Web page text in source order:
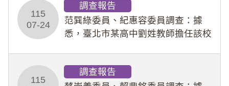
教羽球隊學生等行為，歷經該校校園
事件處理會議（下
115
07-24
調查報告
范巽綠委員、紀惠容委員調查：據
悉，臺北市某高中劉姓教師擔任該校
行拍攝特定樣態性影像並以手機傳送
115
調查報告